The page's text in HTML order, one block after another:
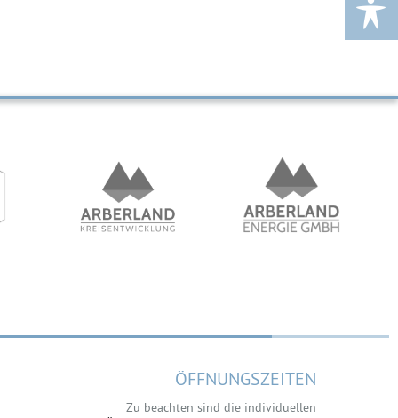
ÖFFNUNGSZEITEN
Zu beachten sind die individuellen